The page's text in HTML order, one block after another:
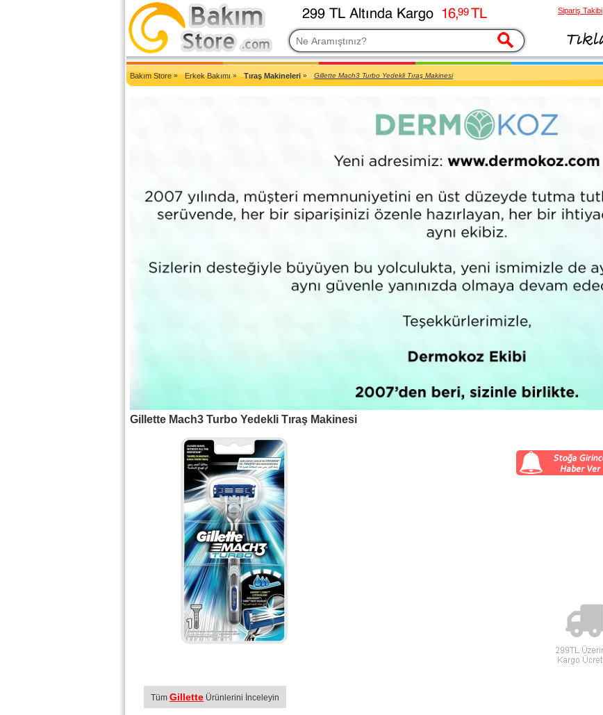
2007'den Beri Türkiye'nin En Güncel Bakım Ürünleri Eczane Sitesi
Bakım Store» Erkek Bakımı» Tıraş Makineleri » Gillette Mach3 Turbo Yedekli Tıraş Makinesi
Gillette Mach3 Turbo Yedekli Tıraş Makinesi
Tüm Gillette Ürünlerini İnceleyin
Sipariş Takibi